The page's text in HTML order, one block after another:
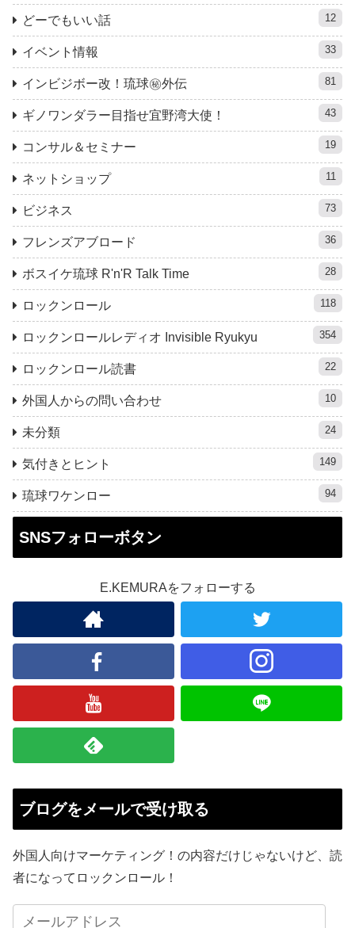
どーでもいい話 12
イベント情報 33
インビジボー改！琉球㊙︎外伝 81
ギノワンダラー目指せ宜野湾大使！ 43
コンサル＆セミナー 19
ネットショップ 11
ビジネス 73
フレンズアブロード 36
ボスイケ琉球 R'n'R Talk Time 28
ロックンロール 118
ロックンロールレディオ Invisible Ryukyu 354
ロックンロール読書 22
外国人からの問い合わせ 10
未分類 24
気付きとヒント 149
琉球ワケンロー 94
SNSフォローボタン
E.KEMURAをフォローする
ブログをメールで受け取る
外国人向けマーケティング！の内容だけじゃないけど、読
者になってロックンロール！